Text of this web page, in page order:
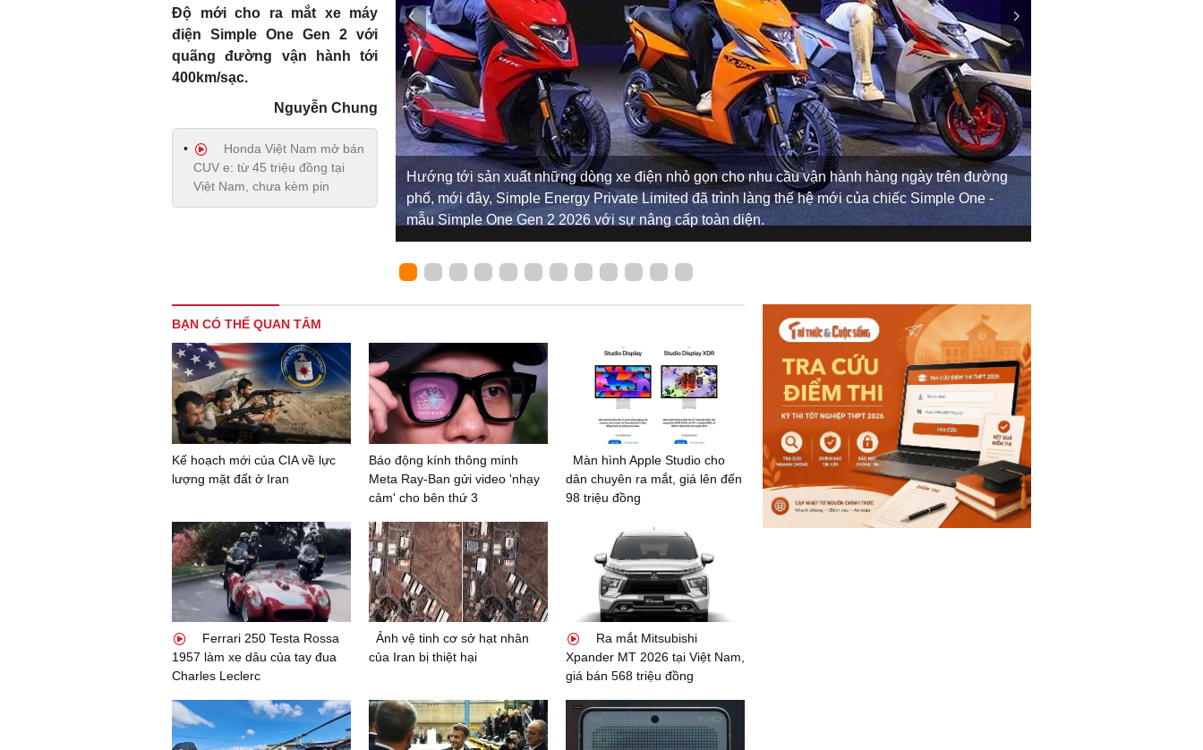
Độ mới cho ra mắt xe máy
điện Simple One Gen 2 với
quãng đường vận hành tới
400km/sạc.
Nguyễn Chung
Honda Việt Nam mở bán
CUV e: từ 45 triệu đồng tại
Việt Nam, chưa kèm pin
Hướng tới sản xuất những dòng xe điện nhỏ gọn cho nhu cầu vận hành hàng ngày trên đường
phố, mới đây, Simple Energy Private Limited đã trình làng thế hệ mới của chiếc Simple One -
mẫu Simple One Gen 2 2026 với sự nâng cấp toàn diện.
BẠN CÓ THỂ QUAN TÂM
Kế hoạch mới của CIA về lực
lượng mặt đất ở Iran
Báo động kính thông minh
Meta Ray-Ban gửi video 'nhạy
cảm' cho bên thứ 3
Màn hình Apple Studio cho
dân chuyên ra mắt, giá lên đến
98 triệu đồng
Ferrari 250 Testa Rossa
1957 làm xe dâu của tay đua
Charles Leclerc
Ảnh vệ tinh cơ sở hạt nhân
của Iran bị thiệt hại
Ra mắt Mitsubishi
Xpander MT 2026 tại Việt Nam,
giá bán 568 triệu đồng